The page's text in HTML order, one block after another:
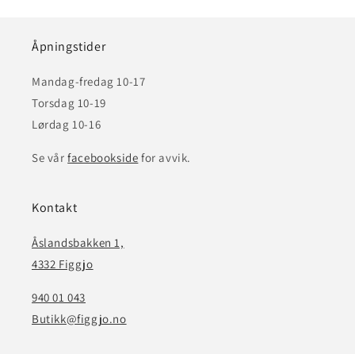
Åpningstider
Mandag-fredag 10-17
Torsdag 10-19
Lørdag 10-16
Se vårfacebookside for avvik.
Kontakt
Åslandsbakken 1,
4332 Figgjo
940 01 043
Butikk@figgjo.no